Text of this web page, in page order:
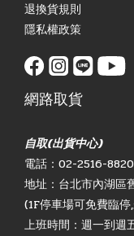
退換貨規則
隱私權政策
網路取貨
自取(出貨中心)
電話：02-2516-8820
地址：台北市內湖區
(1F停車場可免費臨
上班時間：週一到週